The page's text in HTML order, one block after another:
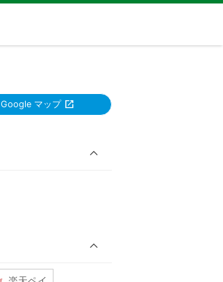
Google マップ